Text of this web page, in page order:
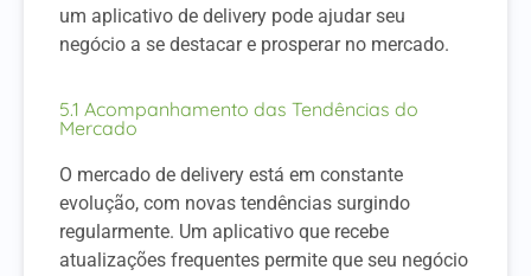
um aplicativo de delivery pode ajudar seu
negócio a se destacar e prosperar no mercado.
5.1 Acompanhamento das Tendências do
Mercado
O mercado de delivery está em constante
evolução, com novas tendências surgindo
regularmente. Um aplicativo que recebe
atualizações frequentes permite que seu negócio